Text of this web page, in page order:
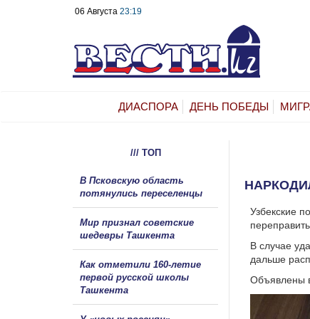
06 Августа 23:19
ДИАСПОРА ДЕНЬ ПОБЕДЫ
Узбекские
В случае
дальше
Объявлены
/// ТОП
В Псковскую область
потянулись переселенцы
Мир признал советские
шедевры Ташкента
Как отметили 160-летие
первой русской школы
Ташкента